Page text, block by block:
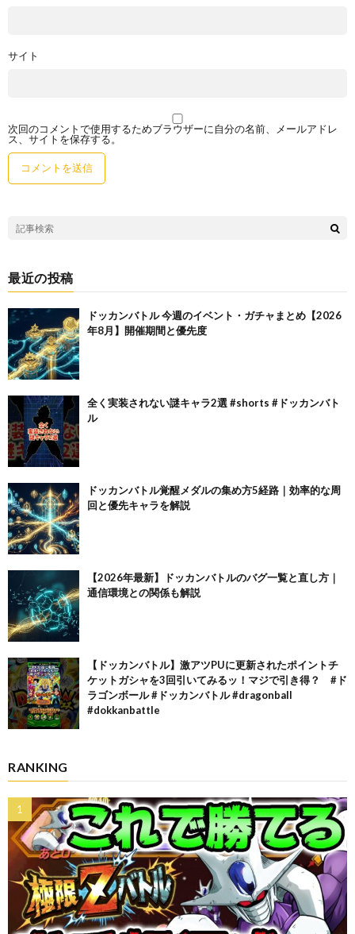
サイト
次回のコメントで使用するためブラウザーに自分の名前、メールアドレ
ス、サイトを保存する。
最近の投稿
ドッカンバトル 今週のイベント・ガチャまとめ【2026
年8月】開催期間と優先度
全く実装されない謎キャラ2選 #shorts #ドッカンバト
ル
ドッカンバトル覚醒メダルの集め方5経路｜効率的な周
回と優先キャラを解説
【2026年最新】ドッカンバトルのバグ一覧と直し方｜
通信環境との関係も解説
【ドッカンバトル】激アツPUに更新されたポイントチ
ケットガシャを3回引いてみるッ！マジで引き得？ #ド
ラゴンボール #ドッカンバトル #dragonball
#dokkanbattle
RANKING